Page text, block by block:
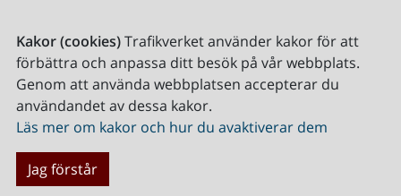
Kakor (cookies)Trafikverket använder kakor för att
förbättra och anpassa ditt besök på vår webbplats.
Genom att använda webbplatsen accepterar du
användandet av dessa kakor.
Läs mer om kakor och hur du avaktiverar dem
Jag förstår